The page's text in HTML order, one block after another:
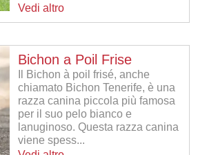
Vedi altro
Bichon a Poil Frise
Il Bichon à poil frisé, anche
chiamato Bichon Tenerife, è una
razza canina piccola più famosa
per il suo pelo bianco e
lanuginoso. Questa razza canina
viene spess...